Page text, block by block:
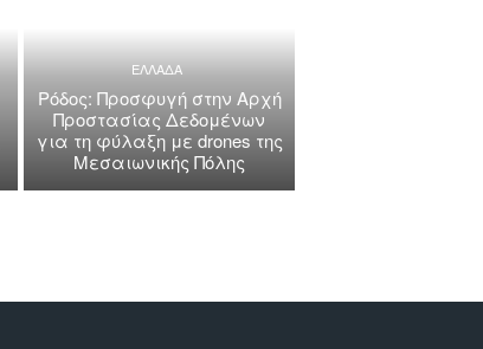
ΕΛΛΑΔΑ
Ρόδος: Προσφυγή στην Αρχή
Προστασίας Δεδομένων
για τη φύλαξη με drones της
Μεσαιωνικής Πόλης